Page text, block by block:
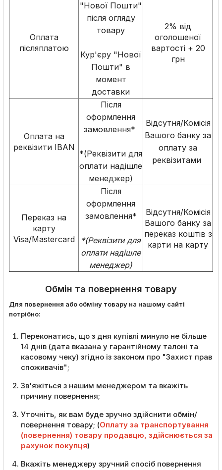
Оплата
післяплатою
"Нової Пошти"
після огляду
товару
Кур'єру "Нової
Пошти" в
момент
доставки
2% від
оголошеної
вартості + 20
грн
Оплата на
реквізити IBAN
Після
оформлення
замовлення*
*(Реквізити для
оплати надішле
менеджер)
Відсутня/Комісія
Вашого банку за
оплату за
реквізитами
Переказ на
карту
Visa/Mastercard
Після
оформлення
замовлення*
*(Реквізити для
оплати надішле
менеджер)
Відсутня/Комісія
Вашого банку за
переказ коштів з
карти на карту
Обмін та повернення товару
Для повернення або обміну товару на нашому сайті
потрібно:
Переконатись, що з дня купівлі минуло не більше
14 днів (дата вказана у гарантійному талоні та
касовому чеку) згідно із законом про "Захист прав
споживачів";
Зв'яжіться з нашим менеджером та вкажіть
причину повернення;
Уточніть, як вам буде зручно здійснити обмін/
повернення товару; (Оплату за транспортування
(повернення) товару продавцю, здійснюється за
рахунок покупця)
Вкажіть менеджеру зручний спосіб повернення